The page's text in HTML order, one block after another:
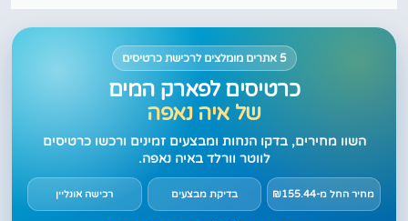
5 אתרים מומלצים לרכישת כרטיסים
כרטיסים לפארק המים
של איה נאפה
השוו מחירים, בדקו הנחות ומבצעים זמינים ורכשו כרטיסים
לווטר וורלד באיה נאפה.
מחיר החל מ-₪155.44 בדיקת מבצעים רכישה אונליין